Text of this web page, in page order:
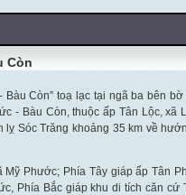
Còn
Còn” toạ lạc tại ngã ba bên
- Bàu Còn, thuộc ấp Tân Lộc, xã
lỵ Sóc Trăng khoảng 35 km về
Phước; Phía Tây giáp ấp Tân
Phía Bắc giáp khu di tích căn cứ